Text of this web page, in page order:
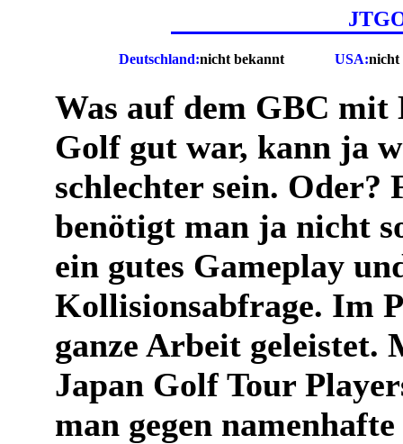
Deutschland:nicht bekannt USA:nicht
Was auf dem GBC
Golf gut war, kann ja
schlechter sein. Oder?
benötigt man ja nicht
ein gutes Gameplay
Kollisionsabfrage. Im
ganze Arbeit geleistet.
Japan Golf Tour
man gegen